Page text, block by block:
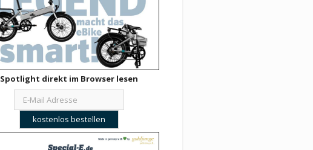
Spotlight direkt im Browser lesen